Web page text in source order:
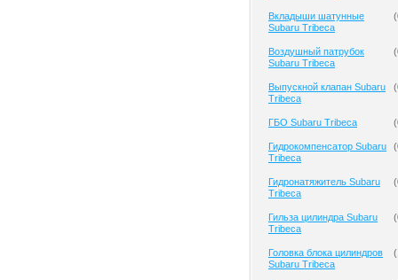
Вкладыши шатунные
Subaru Tribeca
(
Воздушный патрубок
Subaru Tribeca
(
Выпускной клапан Subaru
Tribeca
(
ГБО Subaru Tribeca (
Гидрокомпенсатор Subaru
Tribeca
(
Гидронатяжитель Subaru
Tribeca
(
Гильза цилиндра Subaru
Tribeca
(
Головка блока цилиндров
Subaru Tribeca
(